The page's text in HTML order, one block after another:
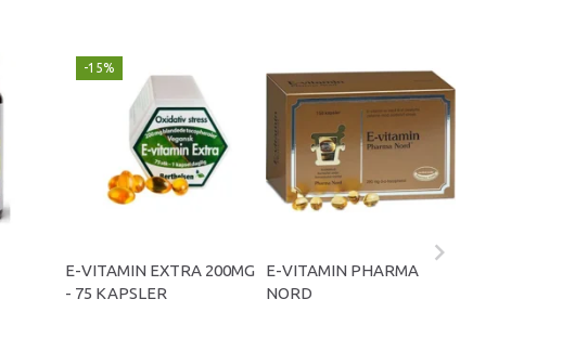
-15%
E-VITAMIN EXTRA 200MG
- 75 KAPSLER
E-VITAMIN PHARMA
NORD